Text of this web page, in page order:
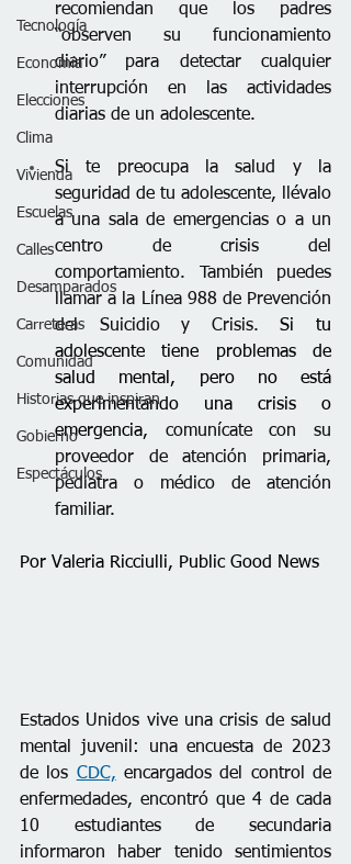
Tecnología
Economía
Elecciones
Clima
Vivienda
Escuelas
Calles
Desamparados
Carreteras
Comunidad
Historias que inspiran
Gobierno
Espectáculos
recomiendan que los padres
“observen su funcionamiento
diario” para detectar cualquier
interrupción en las actividades
diarias de un adolescente.
Si te preocupa la salud y la
seguridad de tu adolescente, llévalo
a una sala de emergencias o a un
centro de crisis del
comportamiento. También puedes
llamar a la Línea 988 de Prevención
del Suicidio y Crisis. Si tu
adolescente tiene problemas de
salud mental, pero no está
experimentando una crisis o
emergencia, comunícate con su
proveedor de atención primaria,
pediatra o médico de atención
familiar.
Por Valeria Ricciulli, Public Good News
Estados Unidos vive una crisis de salud
mental juvenil: una encuesta de 2023
de los CDC, encargados del control de
enfermedades, encontró que 4 de cada
10 estudiantes de secundaria
informaron haber tenido sentimientos